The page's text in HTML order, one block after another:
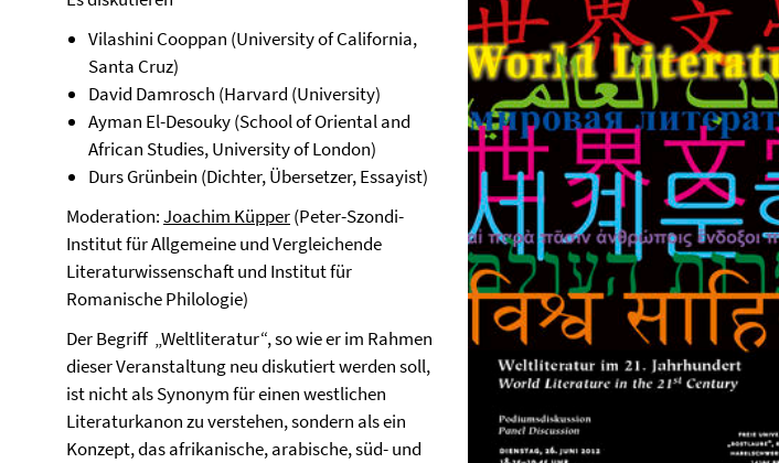
Vilashini Cooppan (University of California,
Santa Cruz)
David Damrosch (Harvard (University)
Ayman El-Desouky (School of Oriental and
African Studies, University of London)
Durs Grünbein (Dichter, Übersetzer, Essayist)
Moderation:Joachim Küpper(Peter-Szondi-
Institut für Allgemeine und Vergleichende
Literaturwissenschaft und Institut für
Romanische Philologie)
Der Begriff „Weltliteratur“, so wie er im Rahmen
dieser Veranstaltung neu diskutiert werden soll,
ist nicht als Synonym für einen westlichen
Literaturkanon zu verstehen, sondern als ein
Konzept, das afrikanische, arabische, süd- und